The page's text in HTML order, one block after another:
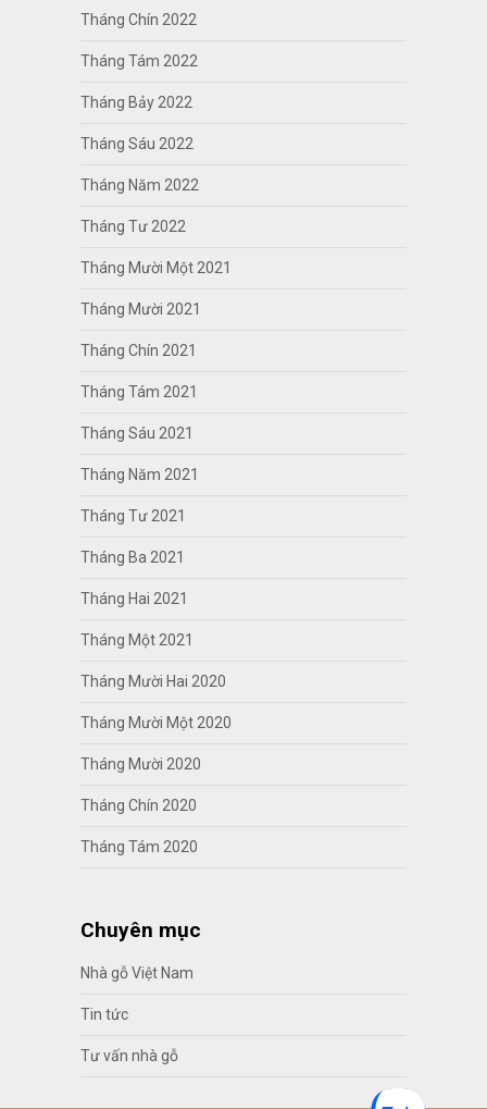
Tháng Chín 2022
Tháng Tám 2022
Tháng Bảy 2022
Tháng Sáu 2022
Tháng Năm 2022
Tháng Tư 2022
Tháng Mười Một 2021
Tháng Mười 2021
Tháng Chín 2021
Tháng Tám 2021
Tháng Sáu 2021
Tháng Năm 2021
Tháng Tư 2021
Tháng Ba 2021
Tháng Hai 2021
Tháng Một 2021
Tháng Mười Hai 2020
Tháng Mười Một 2020
Tháng Mười 2020
Tháng Chín 2020
Tháng Tám 2020
Chuyên mục
Nhà gỗ Việt Nam
Tin tức
Tư vấn nhà gỗ